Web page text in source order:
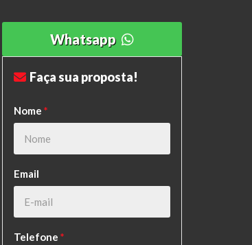
Whatsapp
Faça sua proposta!
Nome *
Email
Telefone *